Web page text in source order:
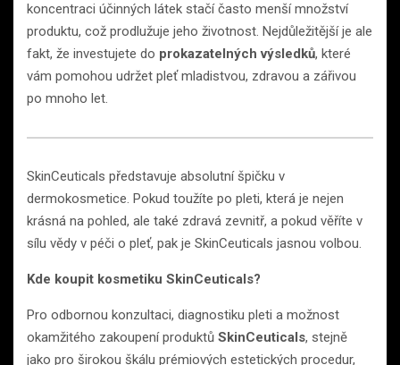
koncentraci účinných látek stačí často menší množství
produktu, což prodlužuje jeho životnost. Nejdůležitější je ale
fakt, že investujete do prokazatelných výsledků, které
vám pomohou udržet pleť mladistvou, zdravou a zářivou
po mnoho let.
SkinCeuticals představuje absolutní špičku v
dermokosmetice. Pokud toužíte po pleti, která je nejen
krásná na pohled, ale také zdravá zevnitř, a pokud věříte v
sílu vědy v péči o pleť, pak je SkinCeuticals jasnou volbou.
Kde koupit kosmetiku SkinCeuticals?
Pro odbornou konzultaci, diagnostiku pleti a možnost
okamžitého zakoupení produktů SkinCeuticals, stejně
jako pro širokou škálu prémiových estetických procedur,